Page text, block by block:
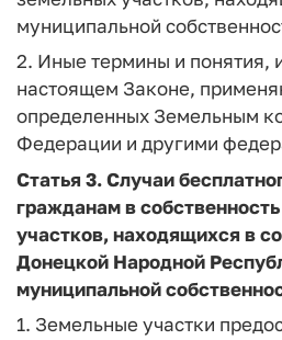
муниципальной
2. Иные термины и понятия,
настоящем Законе,
определенных Земельным
Федерации и другими
Статья 3.Случаи
гражданам в
участков, находящихся в
Донецкой Народной
муниципальной
1. Земельные участки